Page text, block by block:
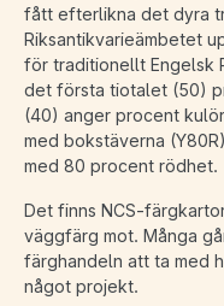
fått efterlikna det dyra
Riksantikvarieämbetet
för traditionellt Engelsk
det första tiotalet (50)
(40) anger procent
med bokstäverna
med 80 procent rödhet.
Det finns NCS-
väggfärg mot. Många
färghandeln att ta med
något projekt.